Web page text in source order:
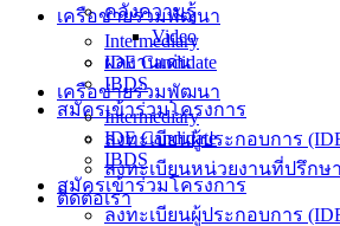
คลังความรู้
Video
ผลงานเด่น
เครือข่ายร่วมพัฒนา
Intermediary
IDE Candidate
IBDS
สมัครเข้าร่วมโครงการ
ลงทะเบียนผู้ประกอบการ
เครือข่ายร่วมพัฒนา
Intermediary
IDE Candidate
IBDS
สมัครเข้าร่วมโครงการ
ลงทะเบียนผู้ประกอบการ
ลงทะเบียนหน่วยงานที่ปรึกษ
ติดต่อเรา